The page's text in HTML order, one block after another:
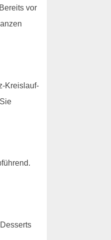
vor
Kreislauf-